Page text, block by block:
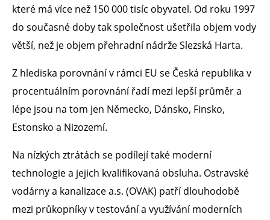
které má více než 150 000 tisíc obyvatel. Od roku 1997
do současné doby tak společnost ušetřila objem vody
větší, než je objem přehradní nádrže Slezská Harta.
Z hlediska porovnání v rámci EU se Česká republika v
procentuálním porovnání řadí mezi lepší průměr a
lépe jsou na tom jen Německo, Dánsko, Finsko,
Estonsko a Nizozemí.
Na nízkých ztrátách se podílejí také moderní
technologie a jejich kvalifikovaná obsluha. Ostravské
vodárny a kanalizace a.s. (OVAK) patří dlouhodobě
mezi průkopníky v testování a využívání moderních